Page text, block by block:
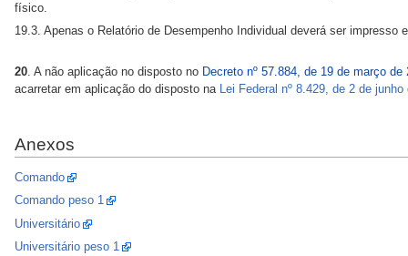
físico.
19.3. Apenas o Relatório de Desempenho Individual deverá ser impresso
20 . A não aplicação no disposto no Decreto nº 57.884, de 19 de março de
acarretar em aplicação do disposto na
Lei Federal nº 8.429, de 2 de junho
Anexos
Comando
Comando peso 1
Universitário
Universitário peso 1